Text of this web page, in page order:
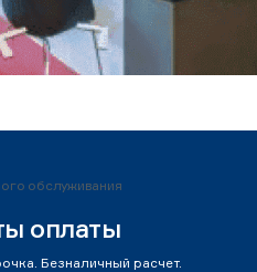
обслуживания
оплаты
Безналичный расчет.